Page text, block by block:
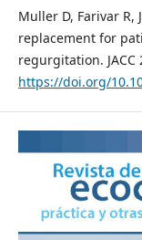
Muller D, Farivar R,
replacement for
regurgitation. JACC
https://doi.org/